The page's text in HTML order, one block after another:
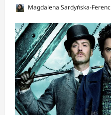
Magdalena Sardyńska-Ferenc